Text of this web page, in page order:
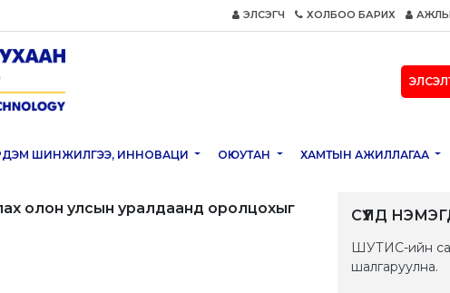
ЭЛСЭГЧ ХОЛБОО БАРИХ
ШИНЖИЛГЭЭ, ИННОВАЦИ ОЮУТАН ХАМТЫН АЖИЛЛАГАА
олон улсын уралдаанд оролцохыг
СҮҮЛД
ШУТИС-ийн
шалгаруулна.